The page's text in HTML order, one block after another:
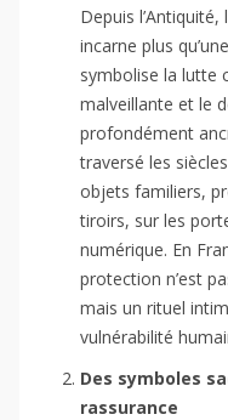
Depuis
incarne plus
symbolise la lutte
malveillante et le
profondément
traversé les
objets familiers,
tiroirs, sur les
numérique. En
protection n’est
mais un rituel
vulnérabilité
Des symboles
rassurance